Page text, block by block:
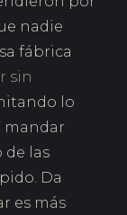
nadie
fábrica
sin
lo
mandar
de las
Da
es más